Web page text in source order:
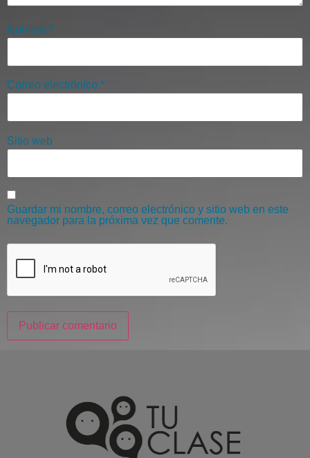
Nombre *
Correo electrónico *
Sitio web
Guardar mi nombre, correo electrónico y sitio web en este
navegador para la próxima vez que comente.